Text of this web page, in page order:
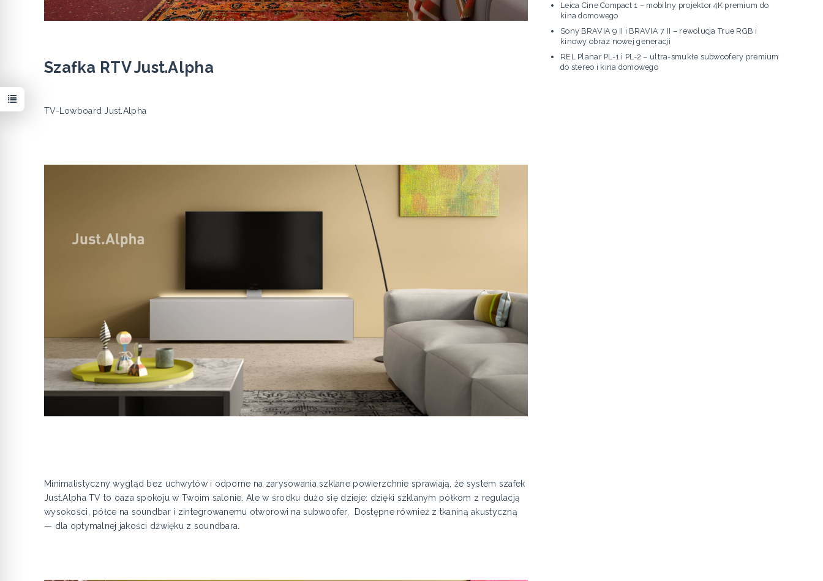
Szafka RTV Just.Alpha
TV-Lowboard Just.Alpha
Minimalistyczny wygląd bez uchwytów i odporne na zarysowania szklane powierzchnie sprawiają, że system szafek
Just.Alpha TV to oaza spokoju w Twoim salonie. Ale w środku dużo się dzieje: dzięki szklanym półkom z regulacją
wysokości, półce na soundbar i zintegrowanemu otworowi na subwoofer, Dostępne również z tkaniną akustyczną
— dla optymalnej jakości dźwięku z soundbara.
Leica Cine Compact 1 – mobilny projektor 4K premium do
kina domowego
Sony BRAVIA 9 II i BRAVIA 7 II – rewolucja True RGB i
kinowy obraz nowej generacji
REL Planar PL-1 i PL-2 – ultra-smukłe subwoofery premium
do stereo i kina domowego